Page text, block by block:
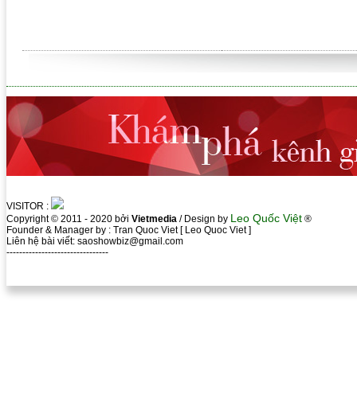
VISITOR :
Copyright © 2011 - 2020 bởi Vietmedia / Design by Leo Quốc Việt ®
Founder & Manager by : Tran Quoc Viet [ Leo Quoc Viet ]
Liên hệ bài viết: saoshowbiz@gmail.com
--------------------------------